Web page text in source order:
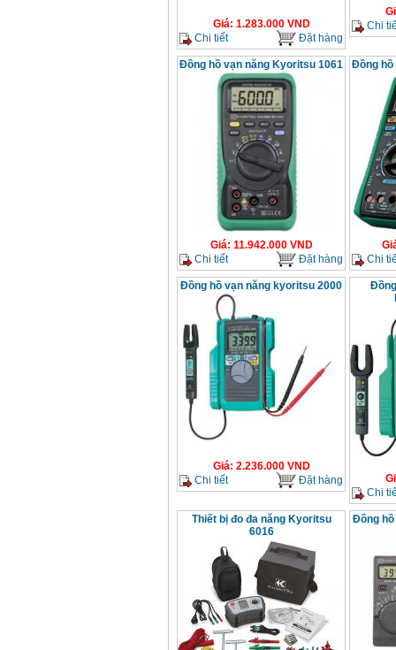
Giá: 1.283.000VND
Chi tiết
Đặt hàng
Chi
Đồng hồ vạn năng Kyoritsu 1061
Giá: 11.942.000VND
Chi tiết
Đặt hàng
Đồng hồ
Chi
Đồng hồ vạn năng kyoritsu 2000
Giá: 2.236.000VND
Chi tiết
Đặt hàng
Chi
Thiết bị đo đa năng Kyoritsu
6016
Đồng